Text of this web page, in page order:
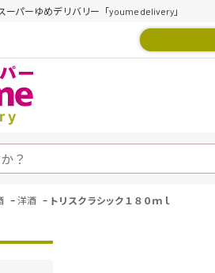
ーパーゆめデリバリー「youme delivery」
- 洋酒 - トリスクラシック１８０ｍｌ